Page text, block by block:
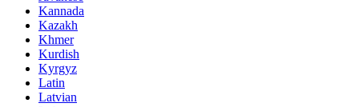
Kannada
Kazakh
Khmer
Kurdish
Kyrgyz
Latin
Latvian